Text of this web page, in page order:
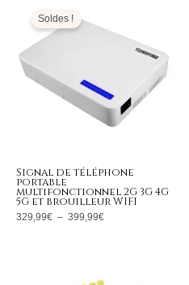
Soldes !
Signal de téléphone
portable
multifonctionnel 2G 3G 4G
5G et brouilleur WIFI
329,99€ – 399,99€
à
399,99€
Le